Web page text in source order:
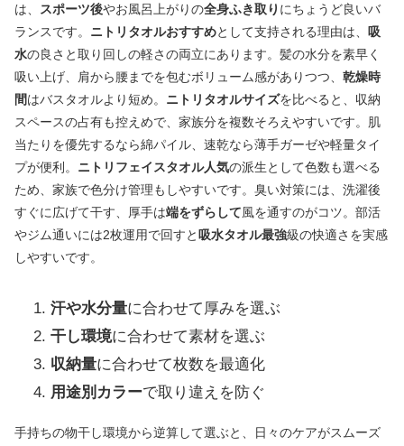
は、
スポーツ後やお風呂上がりの全身ふき取り にちょうど良いバ
ランスです。 ニトリタオルおすすめとして支持される理由は、
吸
水の良さと取り回しの軽さの両立にあります。髪の水分を素早く
吸い上げ、肩から腰までを包むボリューム感がありつつ、 乾燥時
間はバスタオルより短め。 ニトリタオルサイズを比べると、収納
スペースの占有も控えめで、家族分を複数そろえやすいです。肌
当たりを優先するなら綿パイル、速乾なら薄手ガーゼや軽量タイ
プが便利。 ニトリフェイスタオル人気の派生として色数も選べる
ため、家族で色分け管理もしやすいです。臭い対策には、洗濯後
すぐに広げて干す、厚手は端をずらして 風を通すのがコツ。部活
やジム通いには2枚運用で回すと 吸水タオル最強級の快適さを実感
しやすいです。
汗や水分量に合わせて厚みを選ぶ
干し環境に合わせて素材を選ぶ
収納量に合わせて枚数を最適化
用途別カラーで取り違えを防ぐ
手持ちの物干し環境から逆算して選ぶと、日々のケアがスムーズ